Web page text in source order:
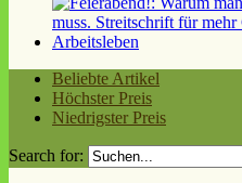
Beliebte Artikel
Höchster Preis
Niedrigster Preis
Search for: